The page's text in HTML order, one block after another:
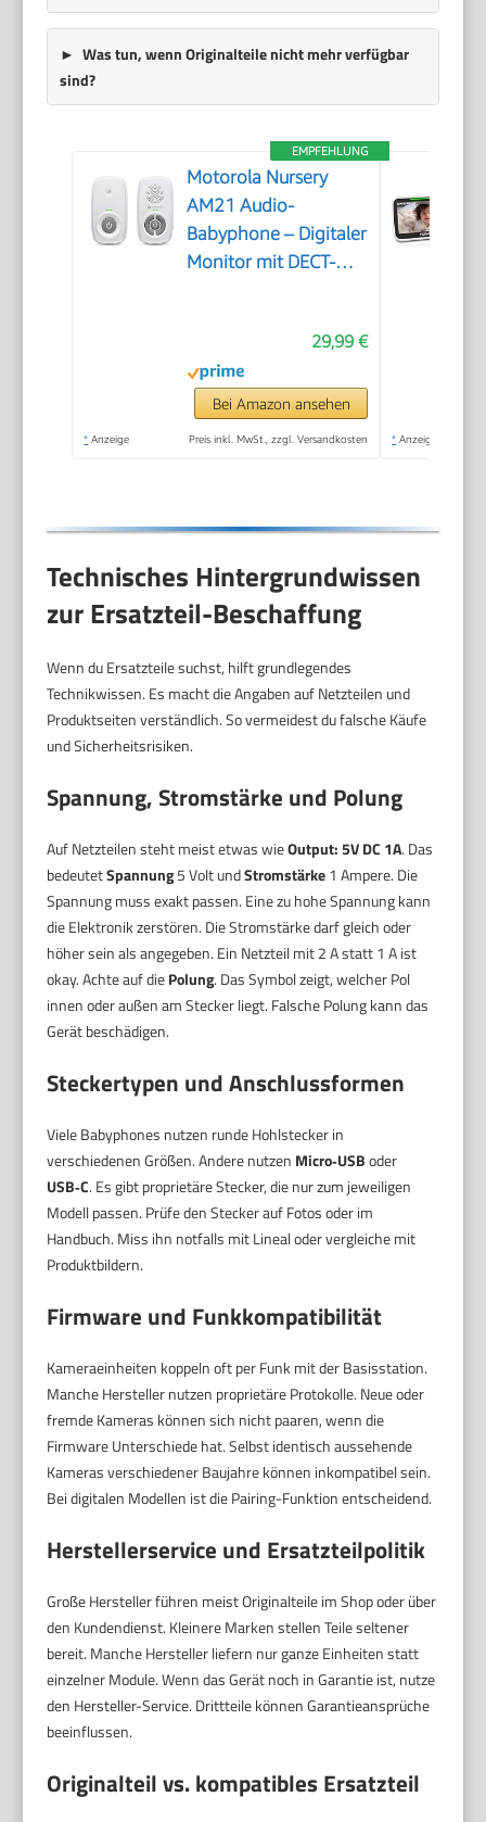
Was tun, wenn Originalteile nicht mehr verfügbar
sind?
EMPFEHLUNG
Motorola Nursery
AM21 Audio-
Babyphone – Digitaler
Monitor mit DECT-
große Reichweite –
hochempfindliches
Mikrofon – Weiß
29,99 €
Bei Amazon ansehen
* Anzeige Preis inkl. MwSt., zzgl. Versandkosten * Anzeige
Technisches Hintergrundwissen
zur Ersatzteil-Beschaffung
Wenn du Ersatzteile suchst, hilft grundlegendes
Technikwissen. Es macht die Angaben auf Netzteilen und
Produktseiten verständlich. So vermeidest du falsche Käufe
und Sicherheitsrisiken.
Spannung, Stromstärke und Polung
Auf Netzteilen steht meist etwas wieOutput: 5V DC 1A. Das
bedeutetSpannung5 Volt undStromstärke1 Ampere. Die
Spannung muss exakt passen. Eine zu hohe Spannung kann
die Elektronik zerstören. Die Stromstärke darf gleich oder
höher sein als angegeben. Ein Netzteil mit 2 A statt 1 A ist
okay. Achte auf diePolung. Das Symbol zeigt, welcher Pol
innen oder außen am Stecker liegt. Falsche Polung kann das
Gerät beschädigen.
Steckertypen und Anschlussformen
Viele Babyphones nutzen runde Hohlstecker in
verschiedenen Größen. Andere nutzen Micro‑USBoder
USB‑C. Es gibt proprietäre Stecker, die nur zum jeweiligen
Modell passen. Prüfe den Stecker auf Fotos oder im
Handbuch. Miss ihn notfalls mit Lineal oder vergleiche mit
Produktbildern.
Firmware und Funkkompatibilität
Kameraeinheiten koppeln oft per Funk mit der Basisstation.
Manche Hersteller nutzen proprietäre Protokolle. Neue oder
fremde Kameras können sich nicht paaren, wenn die
Firmware Unterschiede hat. Selbst identisch aussehende
Kameras verschiedener Baujahre können inkompatibel sein.
Bei digitalen Modellen ist die Pairing-Funktion entscheidend.
Herstellerservice und Ersatzteilpolitik
Große Hersteller führen meist Originalteile im Shop oder über
den Kundendienst. Kleinere Marken stellen Teile seltener
bereit. Manche Hersteller liefern nur ganze Einheiten statt
einzelner Module. Wenn das Gerät noch in Garantie ist, nutze
den Hersteller-Service. Drittteile können Garantieansprüche
beeinflussen.
Originalteil vs. kompatibles Ersatzteil